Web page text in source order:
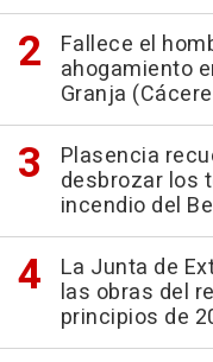
Fallece el
ahogamiento
Granja
Plasencia
desbrozar los
incendio del
La Junta de
las obras del
principios de